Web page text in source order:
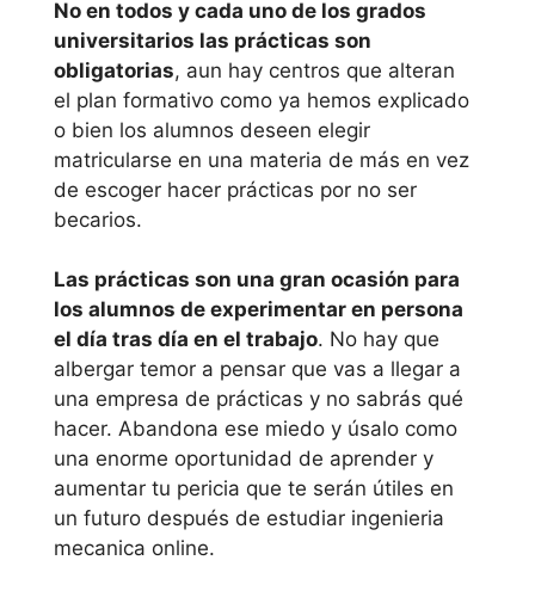
Universidad
Católica San
Antonio de
Murcia
Dónde
estudiar
ingenieria
mecanica
online:
Universida
des
No en todos y cada uno de los grados
universitarios las prácticas son
obligatorias, aun hay centros que alteran
el plan formativo como ya hemos explicado
o bien los alumnos deseen elegir
matricularse en una materia de más en vez
de escoger hacer prácticas por no ser
becarios.
Las prácticas son una gran ocasión para
los alumnos de experimentar en persona
el día tras día en el trabajo. No hay que
albergar temor a pensar que vas a llegar a
una empresa de prácticas y no sabrás qué
hacer. Abandona ese miedo y úsalo como
una enorme oportunidad de aprender y
aumentar tu pericia que te serán útiles en
un futuro después de estudiar ingenieria
mecanica online.